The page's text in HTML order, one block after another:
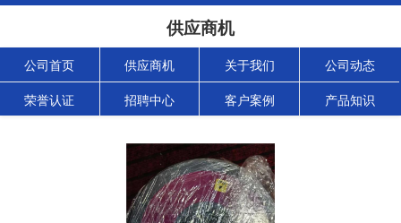
供应商机
公司首页 供应商机 关于我们 公司动态
荣誉认证 招聘中心 客户案例 产品知识